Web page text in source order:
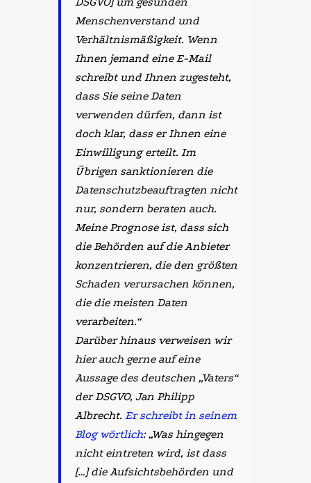
Menschenverstand und
Verhältnismäßigkeit. Wenn
Ihnen jemand eine E-Mail
schreibt und Ihnen zugesteht,
dass Sie seine Daten
verwenden dürfen, dann ist
doch klar, dass er Ihnen eine
Einwilligung erteilt. Im
Übrigen sanktionieren die
Datenschutzbeauftragten nicht
nur, sondern beraten auch.
Meine Prognose ist, dass sich
die Behörden auf die Anbieter
konzentrieren, die den größten
Schaden verursachen können,
die die meisten Daten
verarbeiten.“
Darüber hinaus verweisen wir
hier auch gerne auf eine
Aussage des deutschen „Vaters“
der DSGVO, Jan Philipp
Albrecht. Er schreibt in seinem
Blog wörtlich: „Was hingegen
nicht eintreten wird, ist dass
[…] die Aufsichtsbehörden und